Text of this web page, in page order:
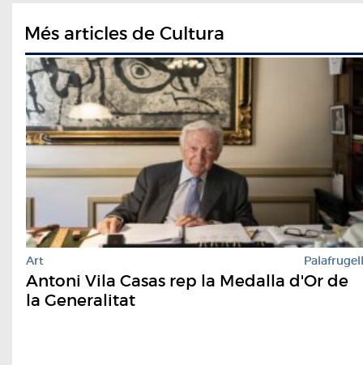
Més articles de Cultura
Art Palafrugell
Antoni Vila Casas rep la Medalla d'Or de
la Generalitat